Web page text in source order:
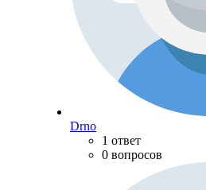
Drno
1 ответ
0 вопросов